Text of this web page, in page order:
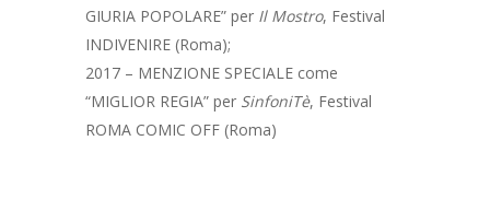
GIURIA POPOLARE” per Il Mostro, Festival
INDIVENIRE (Roma);
2017 – MENZIONE SPECIALE come
“MIGLIOR REGIA” per SinfoniTè, Festival
ROMA COMIC OFF (Roma)